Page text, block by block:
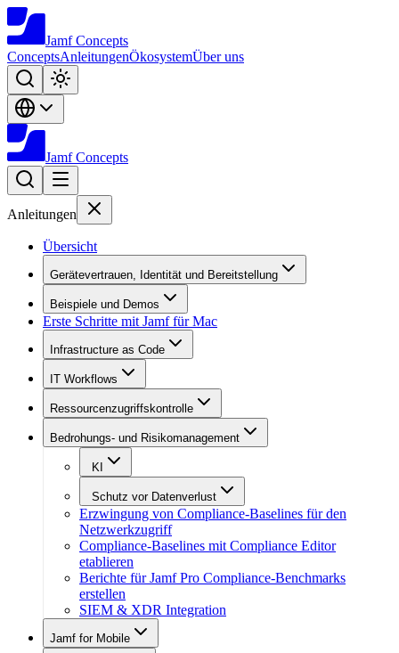
Jamf Concepts
ConceptsAnleitungenÖkosystemÜber uns
Jamf Concepts
Anleitungen
Übersicht
Gerätevertrauen, Identität und Bereitstellung
Beispiele und Demos
Erste Schritte mit Jamf für Mac
Infrastructure as Code
IT Workflows
Ressourcenzugriffskontrolle
Bedrohungs- und Risikomanagement
KI
Schutz vor Datenverlust
Erzwingung von Compliance-Baselines für den
Netzwerkzugriff
Compliance-Baselines mit Compliance Editor
etablieren
Berichte für Jamf Pro Compliance-Benchmarks
erstellen
SIEM & XDR Integration
Jamf for Mobile